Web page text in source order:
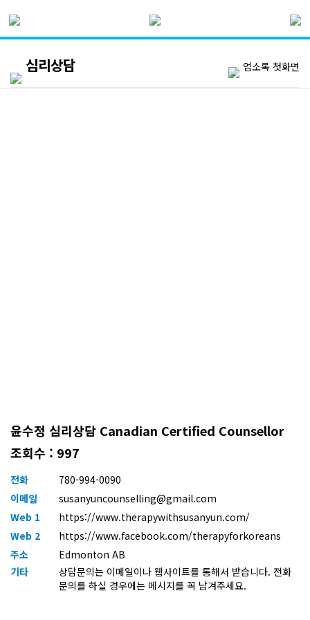
심리상담 업소록 첫화면
윤수정 심리상담 Canadian Certified Counsellor
조회수 : 997
전화
780-994-0090
이메일
susanyuncounselling@gmail.com
Web 1
https://www.therapywithsusanyun.com/
Web 2
https://www.facebook.com/therapyforkoreans
주소
Edmonton AB
기타
상담문의는 이메일이나 웹사이트를 통해서 받습니다. 전화
문의를 하실 경우에는 메시지를 꼭 남겨주세요.